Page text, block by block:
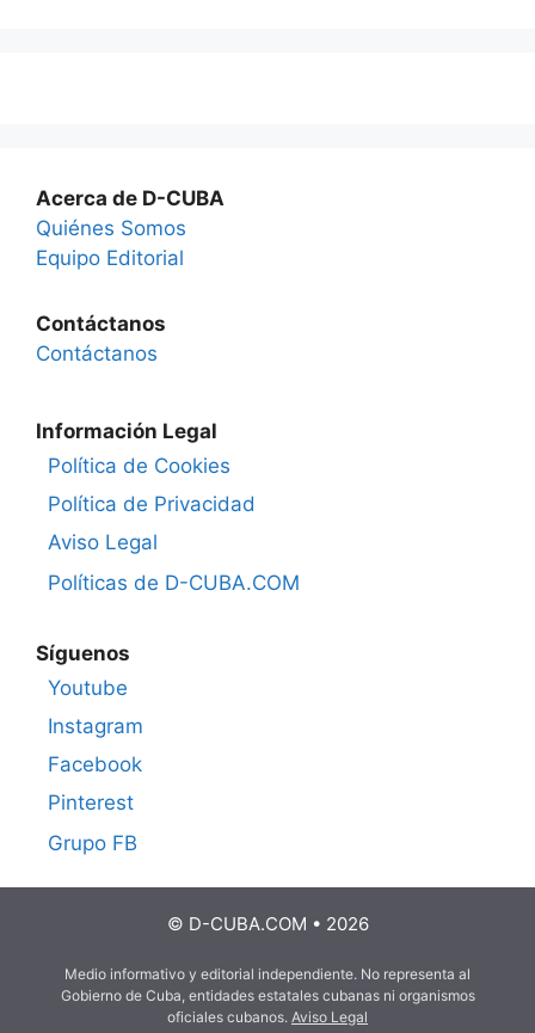
Acerca de D-CUBA
Quiénes Somos
Equipo Editorial
Contáctanos
Contáctanos
Información Legal
Política de Cookies
Política de Privacidad
Aviso Legal
Políticas de D-CUBA.COM
Síguenos
Youtube
Instagram
Facebook
Pinterest
Grupo FB
© D-CUBA.COM • 2026
Medio informativo y editorial independiente. No representa al
Gobierno de Cuba, entidades estatales cubanas ni organismos
oficiales cubanos. Aviso Legal